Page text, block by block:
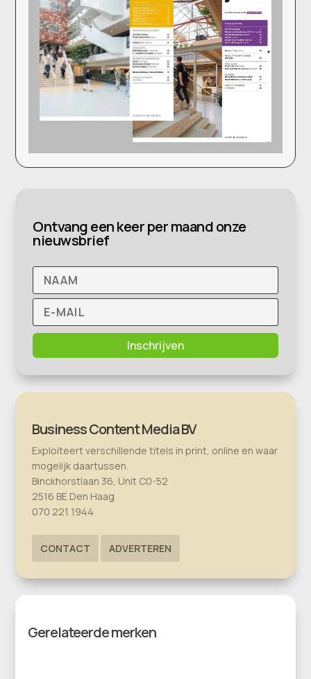
Ontvang een keer per maand onze
nieuwsbrief
Inschrijven
Business Content Media BV
Exploiteert verschillende titels in print, online en waar
mogelijk daartussen.
Binckhorstlaan 36, Unit C0-52
2516 BE Den Haag
070 221 1944
CONTACT ADVERTEREN
Gerelateerde merken